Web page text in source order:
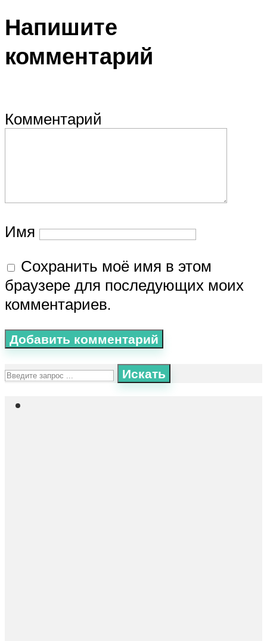
Напишите
комментарий
Комментарий
Имя
Сохранить моё имя в этом
браузере для последующих моих
комментариев.
Искать